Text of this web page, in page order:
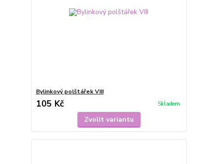
Bylinkový polštářek VIII
105 Kč Skladem
Zvolit variantu